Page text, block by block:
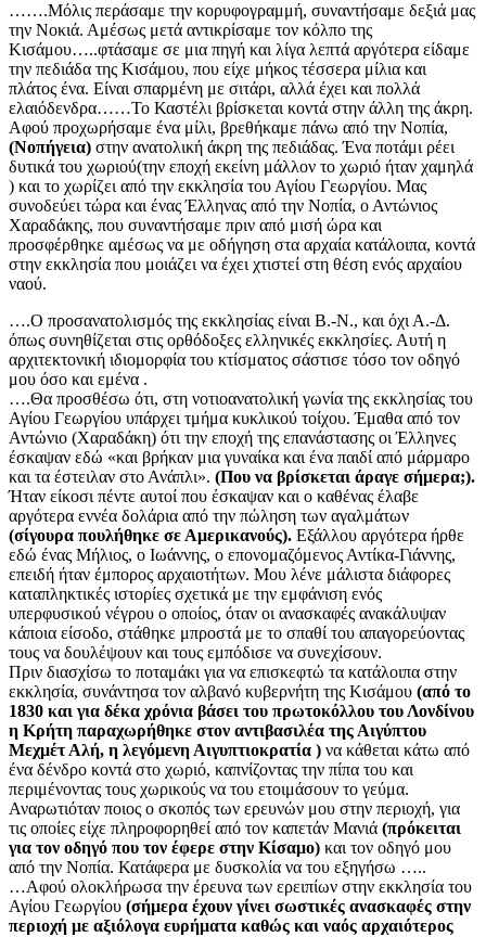
…….Μόλις περάσαμε την κορυφογραμμή, συναντήσαμε δεξιά μας
την Νοκιά. Αμέσως μετά αντικρίσαμε τον κόλπο της
Κισάμου…..φτάσαμε σε μια πηγή και λίγα λεπτά αργότερα είδαμε
την πεδιάδα της Κισάμου, που είχε μήκος τέσσερα μίλια και
πλάτος ένα. Είναι σπαρμένη με σιτάρι, αλλά έχει και πολλά
ελαιόδενδρα……Το Καστέλι βρίσκεται κοντά στην άλλη της άκρη.
Αφού προχωρήσαμε ένα μίλι, βρεθήκαμε πάνω από την Νοπία,
(Νοπήγεια) στην ανατολική άκρη της πεδιάδας. Ένα ποτάμι ρέει
δυτικά του χωριού(την εποχή εκείνη μάλλον το χωριό ήταν χαμηλά
) και το χωρίζει από την εκκλησία του Αγίου Γεωργίου. Μας
συνοδεύει τώρα και ένας Έλληνας από την Νοπία, ο Αντώνιος
Χαραδάκης, που συναντήσαμε πριν από μισή ώρα και
προσφέρθηκε αμέσως να με οδήγηση στα αρχαία κατάλοιπα, κοντά
στην εκκλησία που μοιάζει να έχει χτιστεί στη θέση ενός αρχαίου
ναού.
….Ο προσανατολισμός της εκκλησίας είναι Β.-Ν., και όχι Α.-Δ.
όπως συνηθίζεται στις ορθόδοξες ελληνικές εκκλησίες. Αυτή η
αρχιτεκτονική ιδιομορφία του κτίσματος σάστισε τόσο τον οδηγό
μου όσο και εμένα .
….Θα προσθέσω ότι, στη νοτιοανατολική γωνία της εκκλησίας του
Αγίου Γεωργίου υπάρχει τμήμα κυκλικού τοίχου. Έμαθα από τον
Αντώνιο (Χαραδάκη) ότι την εποχή της επανάστασης οι Έλληνες
έσκαψαν εδώ «και βρήκαν μια γυναίκα και ένα παιδί από μάρμαρο
και τα έστειλαν στο Ανάπλι». (Που να βρίσκεται άραγε σήμερα;).
Ήταν είκοσι πέντε αυτοί που έσκαψαν και ο καθένας έλαβε
αργότερα εννέα δολάρια από την πώληση των αγαλμάτων
(σίγουρα πουλήθηκε σε Αμερικανούς). Εξάλλου αργότερα ήρθε
εδώ ένας Μήλιος, ο Ιωάννης, ο επονομαζόμενος Αντίκα-Γιάννης,
επειδή ήταν έμπορος αρχαιοτήτων. Μου λένε μάλιστα διάφορες
καταπληκτικές ιστορίες σχετικά με την εμφάνιση ενός
υπερφυσικού νέγρου ο οποίος, όταν οι ανασκαφές ανακάλυψαν
κάποια είσοδο, στάθηκε μπροστά με το σπαθί του απαγορεύοντας
τους να δουλέψουν και τους εμπόδισε να συνεχίσουν.
Πριν διασχίσω το ποταμάκι για να επισκεφτώ τα κατάλοιπα στην
εκκλησία, συνάντησα τον αλβανό κυβερνήτη της Κισάμου (από το
1830 και για δέκα χρόνια βάσει του πρωτοκόλλου του Λονδίνου
η Κρήτη παραχωρήθηκε στον αντιβασιλέα της Αιγύπτου
Μεχμέτ Αλή, η λεγόμενη Αιγυπτιοκρατία ) να κάθεται κάτω από
ένα δένδρο κοντά στο χωριό, καπνίζοντας την πίπα του και
περιμένοντας τους χωρικούς να του ετοιμάσουν το γεύμα.
Αναρωτιόταν ποιος ο σκοπός των ερευνών μου στην περιοχή, για
τις οποίες είχε πληροφορηθεί από τον καπετάν Μανιά (πρόκειται
για τον οδηγό που τον έφερε στην Κίσαμο) και τον οδηγό μου
από την Νοπία. Κατάφερα με δυσκολία να του εξηγήσω …..
…Αφού ολοκλήρωσα την έρευνα των ερειπίων στην εκκλησία του
Αγίου Γεωργίου (σήμερα έχουν γίνει σωστικές ανασκαφές στην
περιοχή με αξιόλογα ευρήματα καθώς και ναός αρχαιότερος